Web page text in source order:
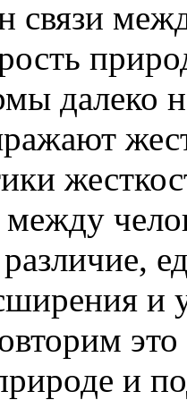
связи
далеко
между
и
и